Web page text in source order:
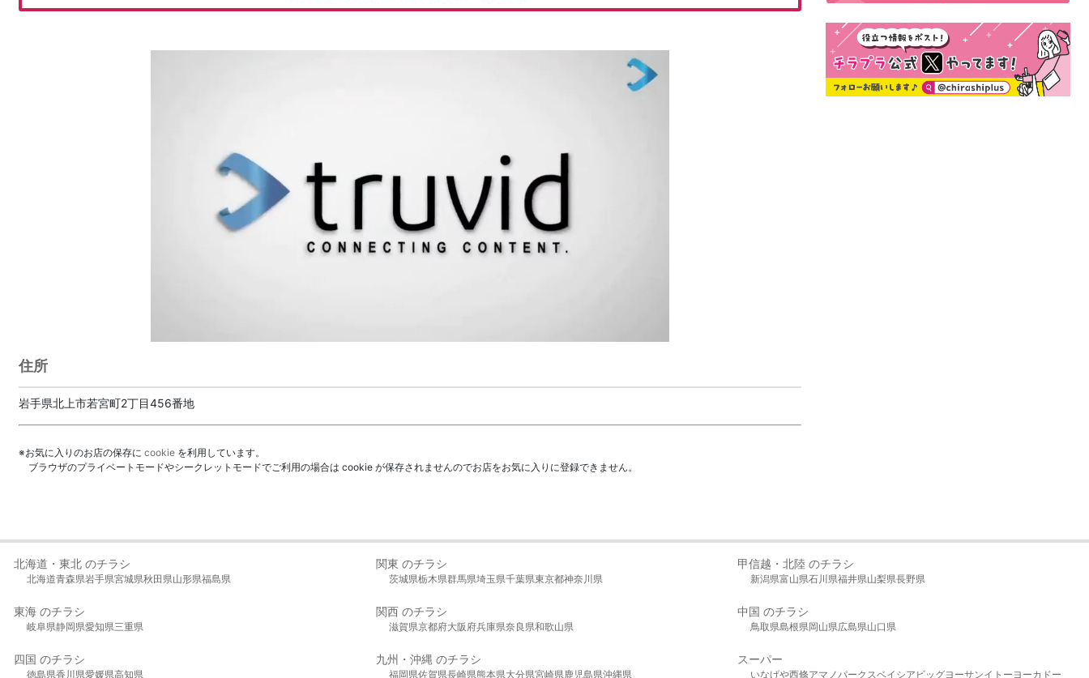
住所
岩手県北上市若宮町2丁目456番地
※お気に入りのお店の保存に cookie を利用しています。
ブラウザのプライベートモードやシークレットモードでご利用の場合は cookie が保存されませんのでお店をお気に入りに登録できません。
北海道・東北 のチラシ
北海道青森県岩手県宮城県秋田県山形県福島県
関東 のチラシ
茨城県栃木県群馬県埼玉県千葉県東京都神奈川県
甲信越・北陸 のチラシ
新潟県富山県石川県福井県山梨県長野県
東海 のチラシ
岐阜県静岡県愛知県三重県
関西 のチラシ
滋賀県京都府大阪府兵庫県奈良県和歌山県
中国 のチラシ
鳥取県島根県岡山県広島県山口県
四国 のチラシ
徳島県香川県愛媛県高知県
九州・沖縄 のチラシ
福岡県佐賀県長崎県熊本県大分県宮崎県鹿児島県沖縄県
スーパー
いなげや西條アマノパークスベイシア ビッグヨーサンイトーヨーカドー